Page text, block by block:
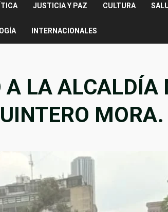
JUSTICIA Y PAZ CULTURA
INTERNACIONALES
A LA ALCALDÍA